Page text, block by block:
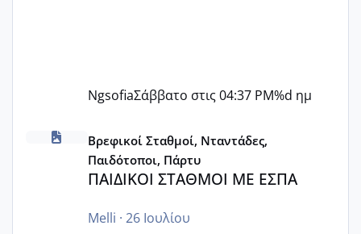
NgsofiaΣάββατο στις 04:37 PM%d ημ
ΠΑΙΔΙΚΟΙ ΣΤΑΘΜΟΙ ΜΕ ΕΣΠΑ
Βρεφικοί Σταθμοί, Νταντάδες,
Παιδότοποι, Πάρτυ
ΠΑΙΔΙΚΟΙ ΣΤΑΘΜΟΙ ΜΕ ΕΣΠΑ
Melli · 26 Ιουλίου